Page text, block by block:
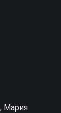
в
Мария